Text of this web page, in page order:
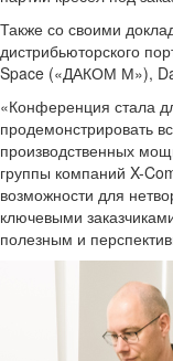
Также со своими
дистрибьюторского
Space («ДАКОМ М»),
«Конференция стала
продемонстрировать
производственных
группы компаний X-
возможности для
ключевыми
полезным и